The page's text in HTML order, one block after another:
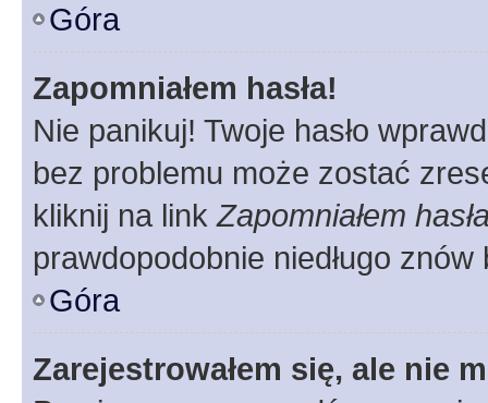
Góra
Zapomniałem hasła!
Nie panikuj! Twoje hasło
bez problemu może zostać
kliknij na linkZapomniałem
prawdopodobnie niedługo
Góra
Zarejestrowałem się, ale nie